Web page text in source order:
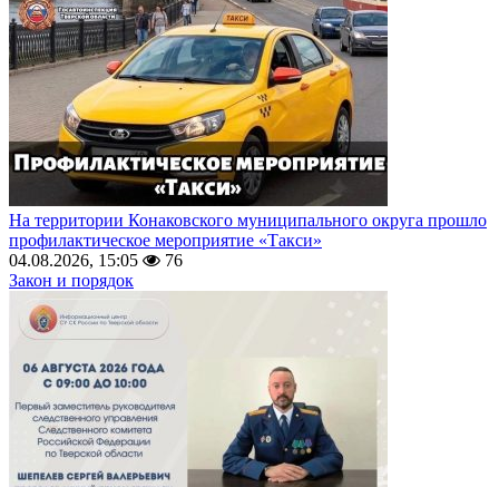
На территории Конаковского муниципального округа прошло
профилактическое мероприятие «Такси»
04.08.2026, 15:05
76
Закон и порядок